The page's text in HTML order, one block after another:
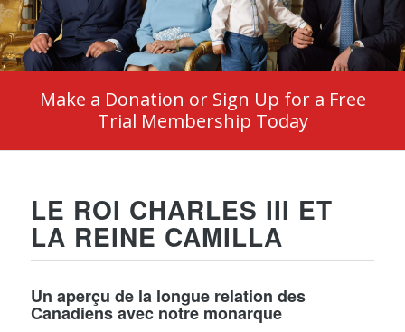
Make a Donation or Sign Up for a Free
Trial Membership Today
LE ROI CHARLES III ET
LA REINE CAMILLA
Un aperçu de la longue relation des
Canadiens avec notre monarque